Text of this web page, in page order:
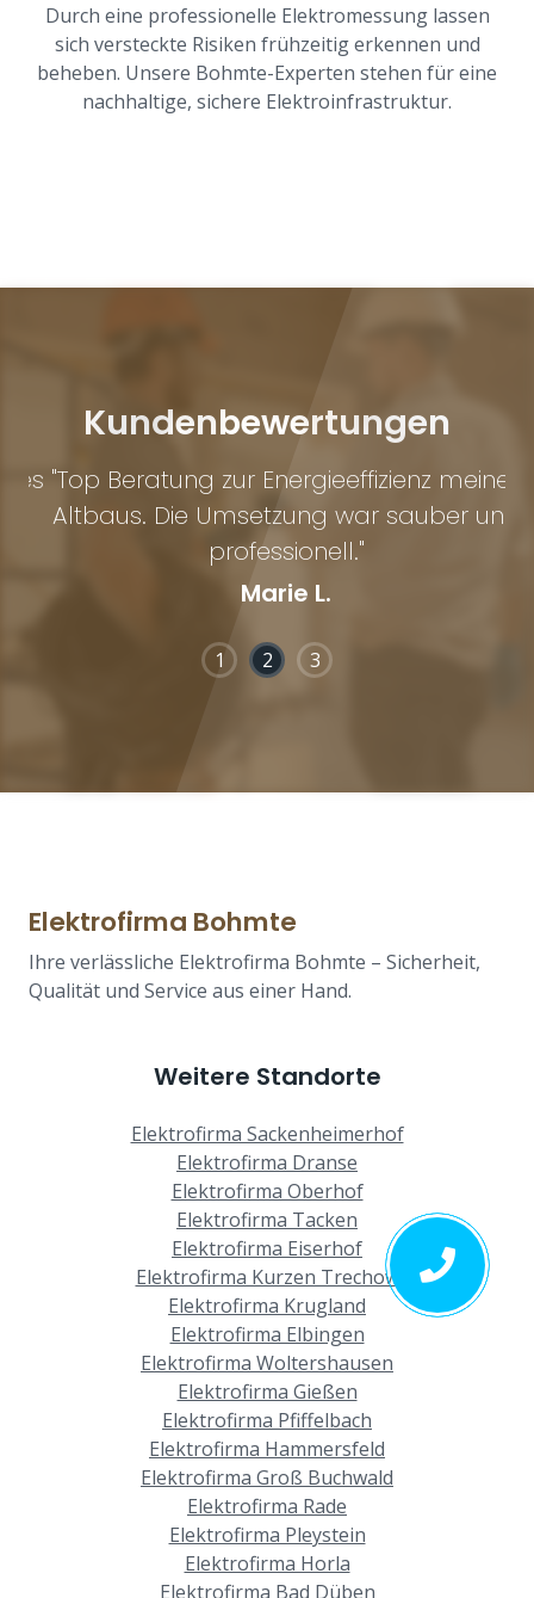
Durch eine professionelle Elektromessung lassen
sich versteckte Risiken frühzeitig erkennen und
beheben. Unsere Bohmte-Experten stehen für eine
nachhaltige, sichere Elektroinfrastruktur.
Kundenbewertungen
"Top Beratung zur Energieeffizienz meines
Altbaus. Die Umsetzung war sauber und
professionell."
Marie L.
1 2 3
Elektrofirma Bohmte
Ihre verlässliche Elektrofirma Bohmte – Sicherheit,
Qualität und Service aus einer Hand.
Weitere Standorte
Elektrofirma Sackenheimerhof
Elektrofirma Dranse
Elektrofirma Oberhof
Elektrofirma Tacken
Elektrofirma Eiserhof
Elektrofirma Kurzen Trechow
Elektrofirma Krugland
Elektrofirma Elbingen
Elektrofirma Woltershausen
Elektrofirma Gießen
Elektrofirma Pfiffelbach
Elektrofirma Hammersfeld
Elektrofirma Groß Buchwald
Elektrofirma Rade
Elektrofirma Pleystein
Elektrofirma Horla
Elektrofirma Bad Düben